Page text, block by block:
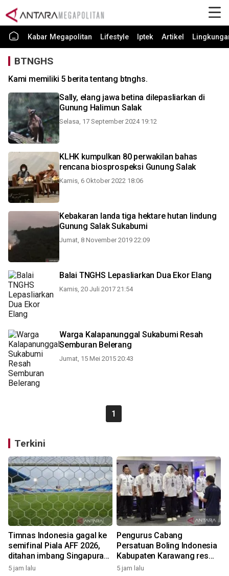
Kabar Megapolitan Lifestyle Iptek Artikel
BTNGHS
Kami memiliki 5 berita tentang btnghs.
Sally, elang jawa betina dilepasliarkan di
Gunung Halimun Salak
Selasa, 17 September 2024 19:12
KLHK kumpulkan 80 perwakilan bahas
rencana biosprospeksi Gunung Salak
Kamis, 6 Oktober 2022 18:06
Kebakaran landa tiga hektare hutan lindung
Gunung Salak Sukabumi
Jumat, 8 November 2019 22:09
Balai TNGHS Lepasliarkan Dua Ekor Elang
Kamis, 20 Juli 2017 21:54
Warga Kalapanunggal Sukabumi Resah
Semburan Belerang
Jumat, 15 Mei 2015 20:43
1
Terkini
Timnas Indonesia gagal ke
semifinal Piala AFF 2026,
ditahan imbang Singapura
1-1
5 jam lalu
Pengurus Cabang
Persatuan Boling Indonesia
Kabupaten Karawang resmi
terbentuk
5 jam lalu